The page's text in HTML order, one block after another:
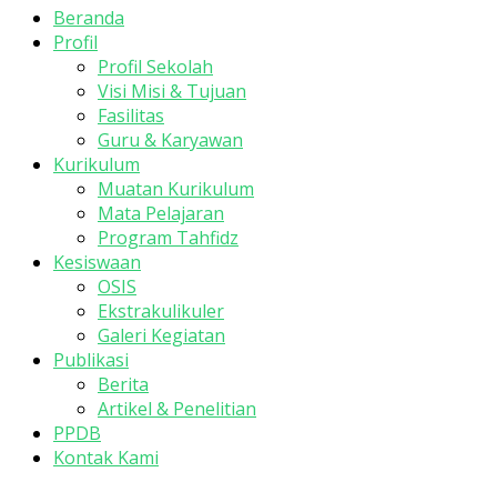
Beranda
Profil
Profil Sekolah
Visi Misi & Tujuan
Fasilitas
Guru & Karyawan
Kurikulum
Muatan Kurikulum
Mata Pelajaran
Program Tahfidz
Kesiswaan
OSIS
Ekstrakulikuler
Galeri Kegiatan
Publikasi
Berita
Artikel & Penelitian
PPDB
Kontak Kami